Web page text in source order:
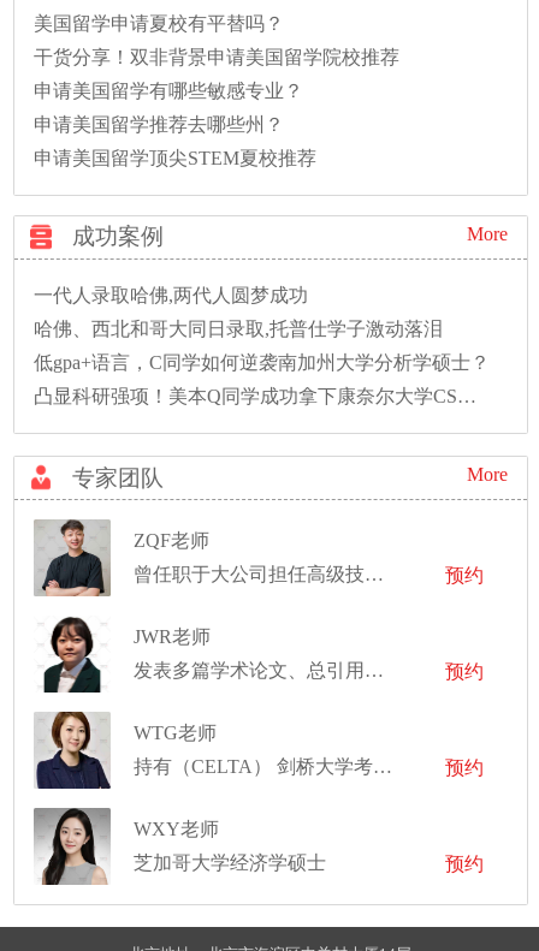
美国留学申请夏校有平替吗？
干货分享！双非背景申请美国留学院校推荐
申请美国留学有哪些敏感专业？
申请美国留学推荐去哪些州？
申请美国留学顶尖STEM夏校推荐
成功案例 More
一代人录取哈佛,两代人圆梦成功
哈佛、西北和哥大同日录取,托普仕学子激动落泪
低gpa+语言，C同学如何逆袭南加州大学分析学硕士？
凸显科研强项！美本Q同学成功拿下康奈尔大学CS硕士录取！
专家团队 More
ZQF老师
曾任职于大公司担任高级技术项目经理
预约
JWR老师
发表多篇学术论文、总引用超500次
预约
WTG老师
持有（CELTA） 剑桥大学考评部英语语言教师资格证书
预约
WXY老师
芝加哥大学经济学硕士
预约